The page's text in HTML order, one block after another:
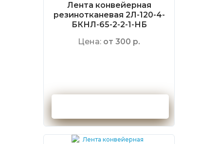
Лента конвейерная
резинотканевая 2Л-120-4-
БКНЛ-65-2-2-1-НБ
Цена: от 300 р.